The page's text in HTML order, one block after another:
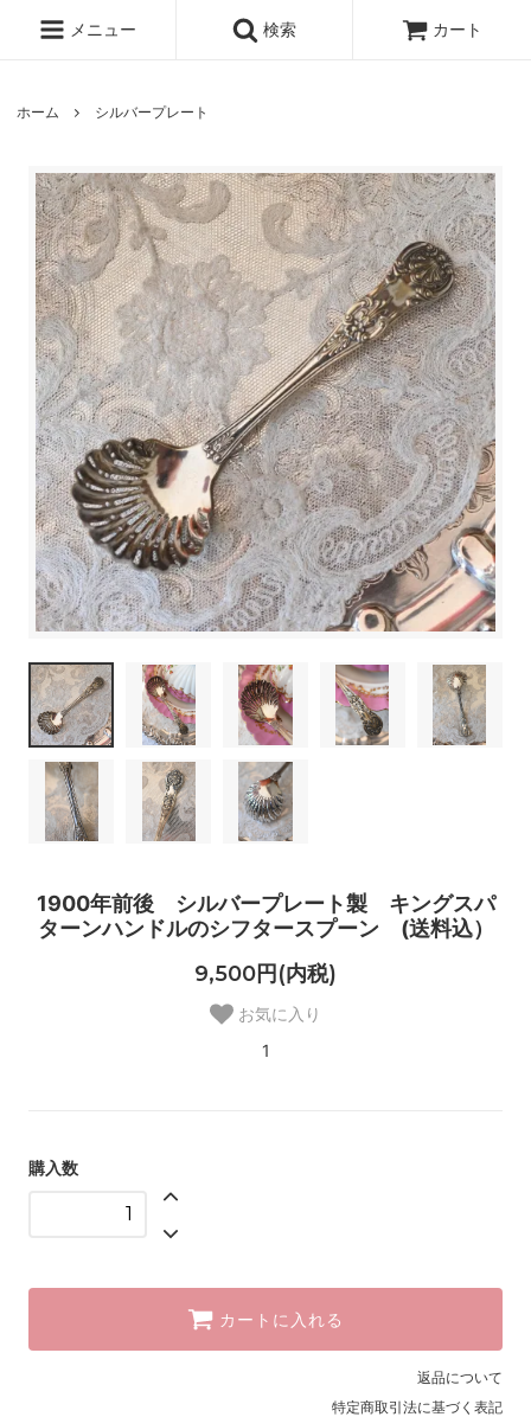
メニュー 検索 カート
ホーム シルバープレート
1900年前後 シルバープレート製 キングスパ
ターンハンドルのシフタースプーン (送料込）
9,500円(内税)
お気に入り
1
購入数
カートに入れる
返品について
特定商取引法に基づく表記